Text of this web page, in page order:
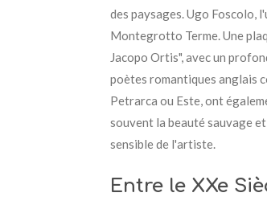
des paysages. Ugo Foscolo,
Montegrotto Terme. Une
Jacopo Ortis", avec un
poètes romantiques anglais
Petrarca ou Este, ont
souvent la beauté sauvage
sensible de l'artiste.
Entre le XXe